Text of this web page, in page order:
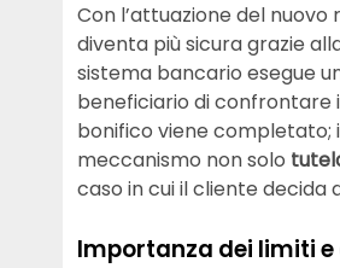
Con l’attuazione del
diventa più sicura grazie
sistema bancario esegue
beneficiario di confrontare
bonifico viene completato;
meccanismo non solo
caso in cui il cliente decida
Importanza dei limiti